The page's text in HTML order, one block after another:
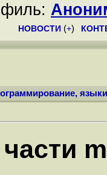
НОВОСТИ (+)